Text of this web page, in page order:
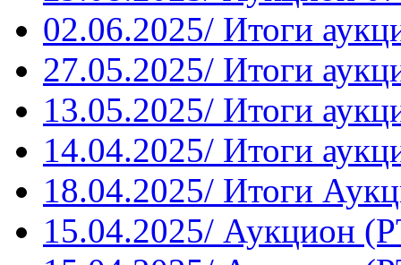
02.06.2025/ Итоги
27.05.2025/ Итоги
13.05.2025/ Итоги
14.04.2025/ Итоги
18.04.2025/ Итоги
15.04.2025/ Аукцион